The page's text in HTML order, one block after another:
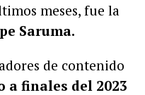
meses, fue la
Saruma.
de contenido
finales del 2023